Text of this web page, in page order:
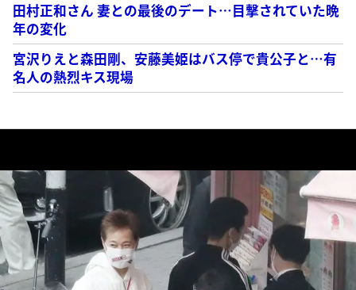
田村正和さん 妻との最後のデート…目撃されていた晩
年の変化
宮沢りえと森田剛、安藤美姫はバス停で貴公子と…有
名人の熱烈キス現場